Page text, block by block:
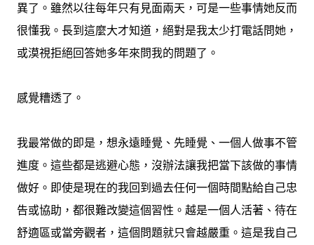
異了。雖然以往每年只有見面兩天，可是一些事情她反而
很懂我。長到這麼大才知道，絕對是我太少打電話問她，
或漠視拒絕回答她多年來問我的問題了。
感覺糟透了。
我最常做的即是，想永遠睡覺、先睡覺、一個人做事不管
進度。這些都是逃避心態，沒辦法讓我把當下該做的事情
做好。即使是現在的我回到過去任何一個時間點給自己忠
告或協助，都很難改變這個習性。越是一個人活著、待在
舒適區或當旁觀者，這個問題就只會越嚴重。這是我自己